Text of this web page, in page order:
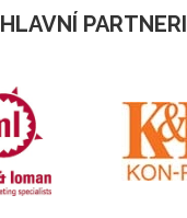
HLAVNÍ PARTNERI